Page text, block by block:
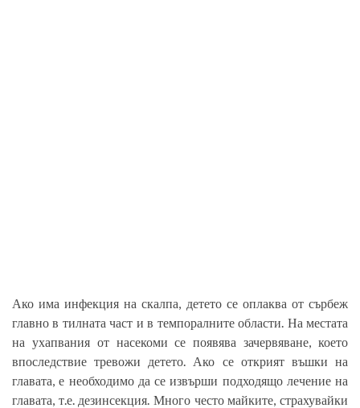
Ако има инфекция на скалпа, детето се оплаква от сърбеж
главно в тилната част и в темпоралните области. На местата
на ухапвания от насекоми се появява зачервяване, което
впоследствие тревожи детето. Ако се открият въшки на
главата, е необходимо да се извърши подходящо лечение на
главата, т.е. дезинсекция. Много често майките, страхувайки